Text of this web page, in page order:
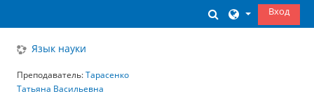
ИзменитьВход
Язык науки
Преподаватель:Тарасенко
Татьяна Васильевна